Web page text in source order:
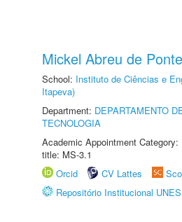
Mickel Abreu de Ponte
School: Instituto de Ciências e
Itapeva)
Department: DEPARTAMENTO
TECNOLOGIA
Academic Appointment
title: MS-3.1
Orcid
CV Lattes
Repositório Institucional